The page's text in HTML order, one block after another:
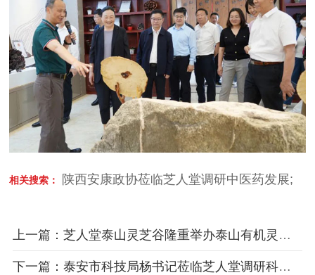
相关搜索： 陕西安康政协莅临芝人堂调研中医药发展;
上一篇：芝人堂泰山灵芝谷隆重举办泰山有机灵芝春种季活动
下一篇：泰安市科技局杨书记莅临芝人堂调研科技创新